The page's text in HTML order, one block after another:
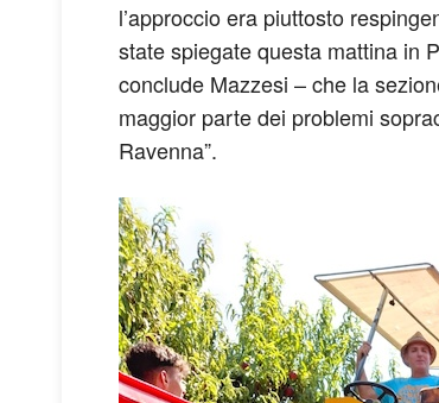
l’approccio era piuttosto
state spiegate questa mattina in
conclude Mazzesi – che la
maggior parte dei problemi
Ravenna”.